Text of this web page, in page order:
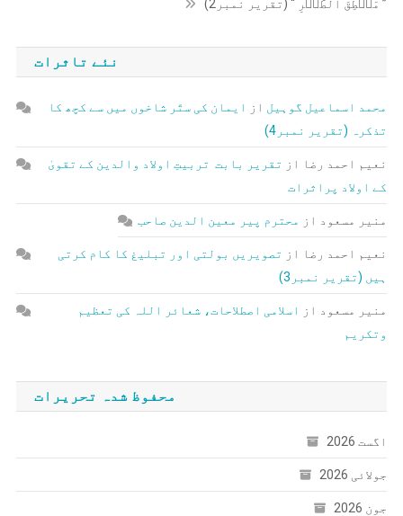
” مَنۡطِقَ الطَّیۡرِ “ (تقریر نمبر2)
نئے تاثرات
محمد اسماعیل گوہیل از
ایمان کی ستّر شاخوں میں سے کچھ کا
تذکرہ (تقریر نمبر4)
نعیم احمد رضا از تقریر بابت تربیتِ اولاد والدین کے تقویٰ
کے اولاد پراثرات
منیر مسعود از محترم پیر معین الدین صاحب
نعیم احمد رضا از تصویریں بولتی اور تبلیغ کا کام کرتی
ہیں (تقریر نمبر3)
منیر مسعود از
اسلامی اصطلاحات، شعائر اللہ کی تعظیم
وتکریم
محفوظ شدہ تحریرات
اگست 2026
جولائی 2026
جون 2026